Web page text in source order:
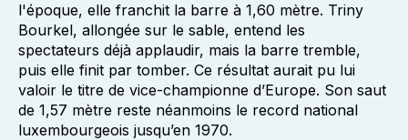
l'époque, elle franchit la barre à 1,60 mètre. Triny
Bourkel, allongée sur le sable, entend les
spectateurs déjà applaudir, mais la barre tremble,
puis elle finit par tomber. Ce résultat aurait pu lui
valoir le titre de vice-championne d’Europe. Son saut
de 1,57 mètre reste néanmoins le record national
luxembourgeois jusqu’en 1970.